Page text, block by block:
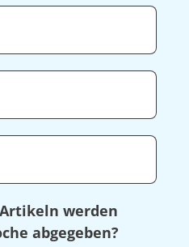
werden
abgegeben?